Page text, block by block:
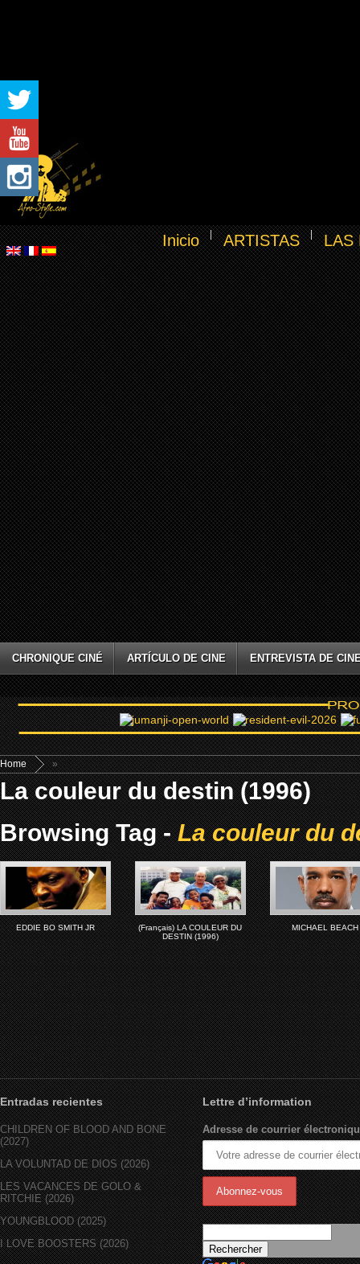
Inicio ARTISTAS LAS
CHRONIQUE CINÉ ARTÍCULO DE CINE ENTREVISTA DE
Home »
La couleur du destin (1996)
Browsing Tag -La couleur du
EDDIE BO SMITH JR
(Français) LA COULEUR DU
DESTIN (1996)
MICHAEL BEACH
Entradas recientes
CHILDREN OF BLOOD AND BONE
(2027)
LA VOLUNTAD DE DIOS (2026)
LES VACANCES DE GOLO &
RITCHIE (2026)
YOUNGBLOOD (2025)
I LOVE BOOSTERS (2026)
Lettre d’information
Adresse de courrier